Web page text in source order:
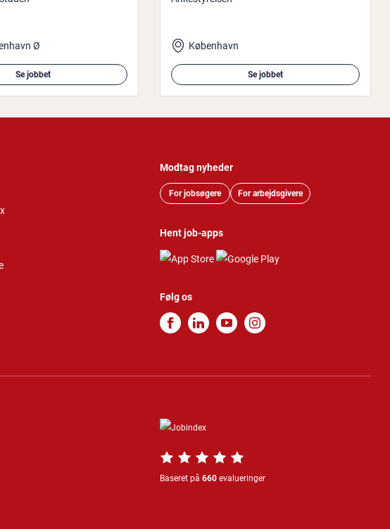
Ø
Se jobbet
København
Se jobbet
Modtag nyheder
For jobsøgere For arbejdsgivere
Hent job-apps
Følg os
Baseret på 660 evalueringer